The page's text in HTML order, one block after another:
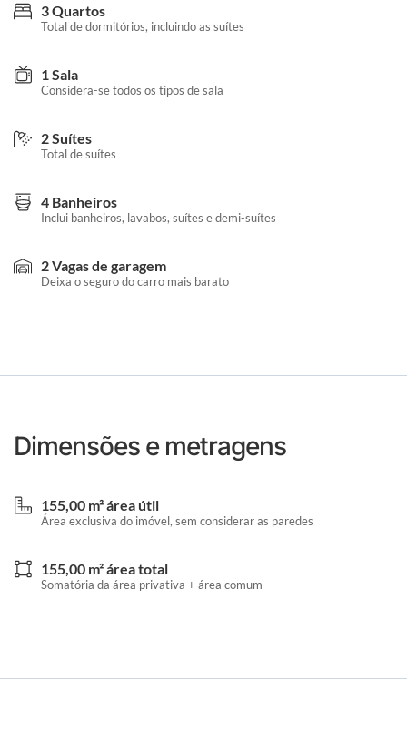
3 Quartos
Total de dormitórios, incluindo as suítes
1 Sala
Considera-se todos os tipos de sala
2 Suítes
Total de suítes
4 Banheiros
Inclui banheiros, lavabos, suítes e demi-suítes
2 Vagas de garagem
Deixa o seguro do carro mais barato
Dimensões e metragens
155,00 m² área útil
Área exclusiva do imóvel, sem considerar as paredes
155,00 m² área total
Somatória da área privativa + área comum